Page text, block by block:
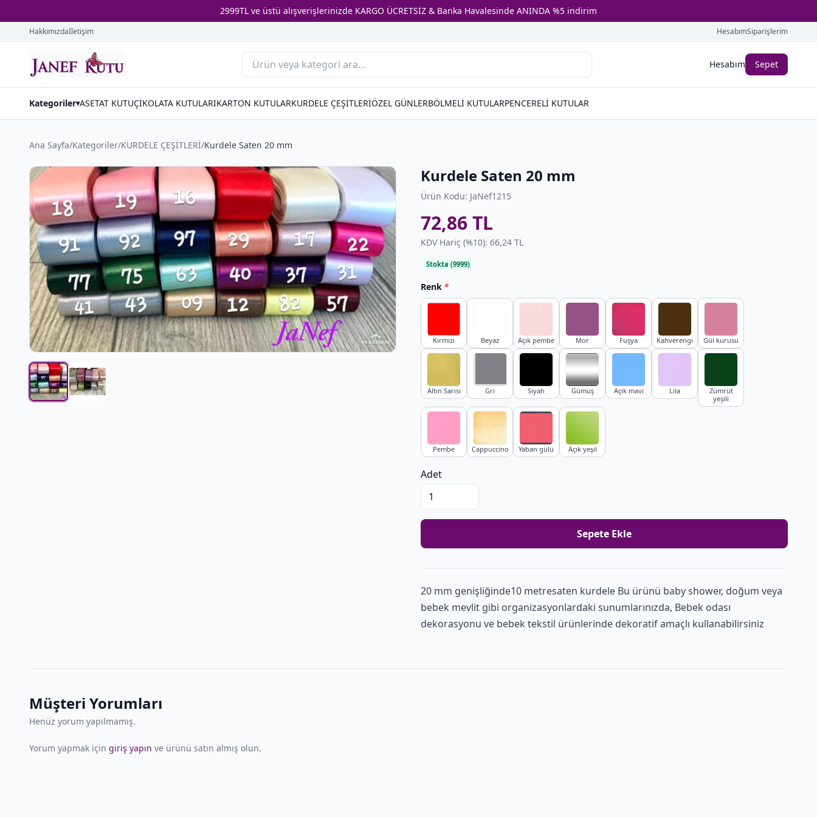
2999TL ve üstü alışverişlerinizde KARGO ÜCRETSİZ & Banka Havalesinde ANINDA %5 indirim
Hakkımızdaİletişim HesabımSiparişlerim
Hesabım Sepet
Kategoriler▾ASETAT KUTUÇİKOLATA KUTULARIKARTON KUTULARKURDELE ÇEŞİTLERİÖZEL GÜNLERBÖLMELİ KUTULARPENCERELİ KUTULAR
Ana Sayfa/Kategoriler/KURDELE ÇEŞİTLERİ/Kurdele Saten 20 mm
Kurdele Saten 20 mm
Ürün Kodu: JaNef1215
72,86 TL
KDV Hariç (%10): 66,24 TL
Stokta (9999)
Renk *
Kırmızı Beyaz Açık pembe Mor Fuşya Kahverengi Gül kurusu
Altın Sarısı Gri Siyah Gümüş Açık mavi Lila
Zümrüt
yeşili
Pembe Cappuccino Yaban gülü Açık yeşil
Adet
Sepete Ekle
20 mm genişliğinde10 metresaten kurdele Bu ürünü baby shower, doğum veya
bebek mevlit gibi organizasyonlardaki sunumlarınızda, Bebek odası
dekorasyonu ve bebek tekstil ürünlerinde dekoratif amaçlı kullanabilirsiniz
Müşteri Yorumları
Henüz yorum yapılmamış.
Yorum yapmak için giriş yapın ve ürünü satın almış olun.